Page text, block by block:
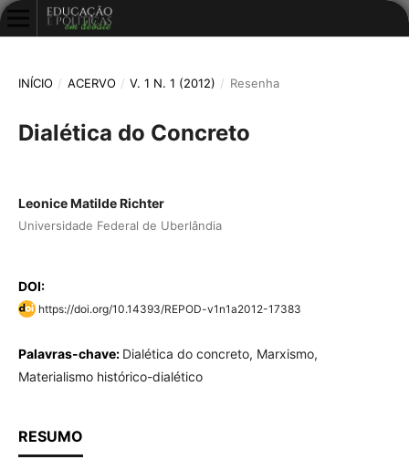
INÍCIO / ACERVO / V. 1 N. 1 (2012) / Resenha
Dialética do Concreto
Leonice Matilde Richter
Universidade Federal de Uberlândia
DOI:
https://doi.org/10.14393/REPOD-v1n1a2012-17383
Palavras-chave: Dialética do concreto, Marxismo,
Materialismo histórico-dialético
RESUMO